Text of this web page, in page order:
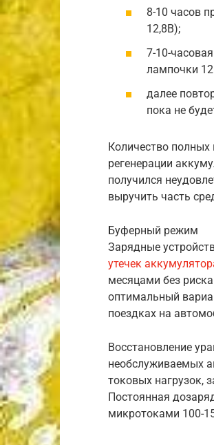
8-10 часов
12,8В);
7-10-
лампочки
далее
пока не
Количество полных
регенерации
получился
выручить часть
Буферный режим
Зарядные
утечек
месяцами без
оптимальный
поездках на
Восстановление
необслуживаемых
токовых нагрузок,
Постоянная
микротоками 100-